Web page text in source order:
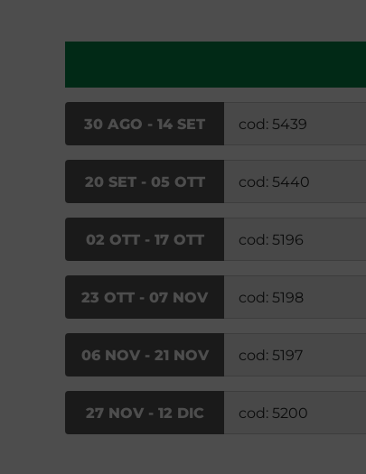
30 AGO - 14 SET cod: 5439
20 SET - 05 OTT cod: 5440
02 OTT - 17 OTT cod: 5196
23 OTT - 07 NOV cod: 5198
06 NOV - 21 NOV cod: 5197
27 NOV - 12 DIC cod: 5200